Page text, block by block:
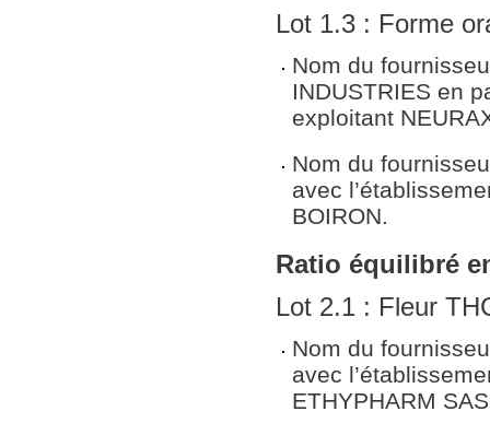
Lot 1.3 : Forme
Nom du
INDUSTRIES en
exploitant
Nom du
avec
BOIRON.
Ratio équilibré
Lot 2.1 : Fleur
Nom du
avec
ETHYPHARM